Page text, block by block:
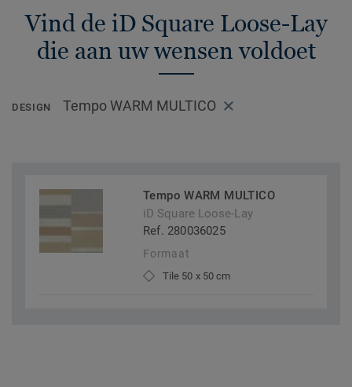
Vind de iD Square Loose-Lay
die aan uw wensen voldoet
DESIGN Tempo WARM MULTICO
Tempo WARM MULTICO
iD Square Loose-Lay
Ref. 280036025
Formaat
Tile 50 x 50 cm